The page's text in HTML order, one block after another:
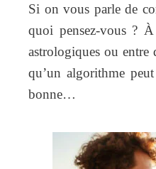
Si on vous parle de
quoi pensez-vous ?
astrologiques ou entre
qu’un algorithme
bonne…